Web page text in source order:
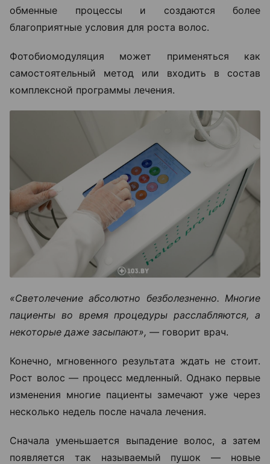
обменные процессы и создаются более
благоприятные условия для роста волос.
Фотобиомодуляция может применяться как
самостоятельный метод или входить в состав
комплексной программы лечения.
«Светолечение абсолютно безболезненно. Многие
пациенты во время процедуры расслабляются, а
некоторые даже засыпают», — говорит врач.
Конечно, мгновенного результата ждать не стоит.
Рост волос — процесс медленный. Однако первые
изменения многие пациенты замечают уже через
несколько недель после начала лечения.
Сначала уменьшается выпадение волос, а затем
появляется так называемый пушок — новые